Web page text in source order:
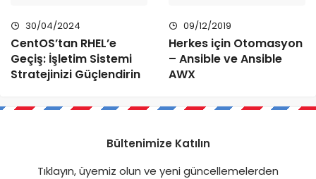
30/04/2024
CentOS’tan RHEL’e
Geçiş: İşletim Sistemi
Stratejinizi Güçlendirin
09/12/2019
Herkes için Otomasyon
– Ansible ve Ansible
AWX
Bültenimize Katılın
Tıklayın, üyemiz olun ve yeni güncellemelerden